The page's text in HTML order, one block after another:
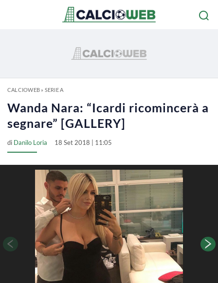
CALCIOWEB» SERIE A
Wanda Nara: “Icardi ricomincerà a
segnare” [GALLERY]
di Danilo Loria 18 Set 2018 | 11:05